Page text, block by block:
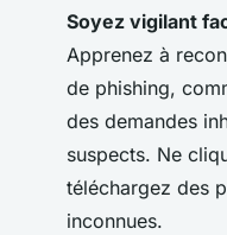
Soyez vigilant
Apprenez à
de phishing,
des demandes
suspects. Ne
téléchargez des
inconnues.